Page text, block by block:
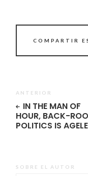
COMPARTIR
ANTERIOR
IN THE MAN OF
HOUR, BACK-
POLITICS IS
SOBRE EL AUTOR